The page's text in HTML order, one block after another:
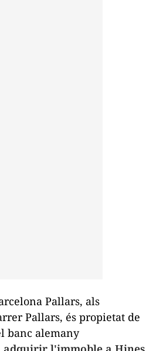
Pallars, als
Pallars, és propietat de
banc alemany